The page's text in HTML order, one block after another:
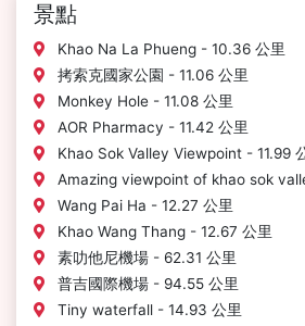
景點
Khao Na La Phueng - 10.36 公里
拷索克國家公園 - 11.06 公里
Monkey Hole - 11.08 公里
AOR Pharmacy - 11.42 公里
Khao Sok Valley Viewpoint - 11.99
Amazing viewpoint of khao sok
Wang Pai Ha - 12.27 公里
Khao Wang Thang - 12.67 公里
素叻他尼機場 - 62.31 公里
普吉國際機場 - 94.55 公里
Tiny waterfall - 14.93 公里